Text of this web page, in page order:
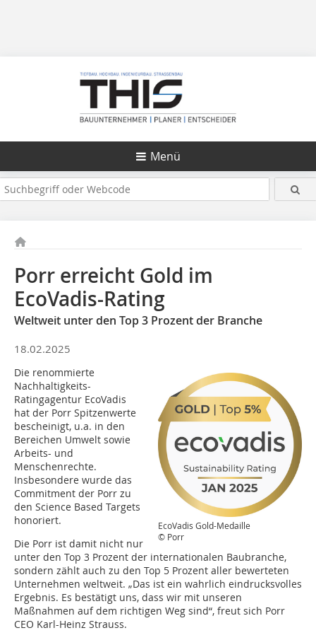
Menü
Porr erreicht Gold im
EcoVadis-Rating
Weltweit unter den Top 3 Prozent der Branche
18.02.2025
EcoVadis Gold-Medaille
© Porr
Die renommierte
Nachhaltigkeits-
Ratingagentur EcoVadis
hat der Porr Spitzenwerte
bescheinigt, u.a. in den
Bereichen Umwelt sowie
Arbeits- und
Menschenrechte.
Insbesondere wurde das
Commitment der Porr zu
den Science Based Targets
honoriert.
Die Porr ist damit nicht nur
unter den Top 3 Prozent der internationalen Baubranche,
sondern zählt auch zu den Top 5 Prozent aller bewerteten
Unternehmen weltweit. „Das ist ein wahrlich eindrucksvolles
Ergebnis. Es bestätigt uns, dass wir mit unseren
Maßnahmen auf dem richtigen Weg sind“, freut sich Porr
CEO Karl-Heinz Strauss.